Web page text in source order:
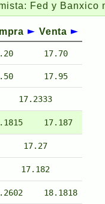
y Banxico
Venta
17.70
17.95
17.2333
17.187
17.27
17.182
18.1818